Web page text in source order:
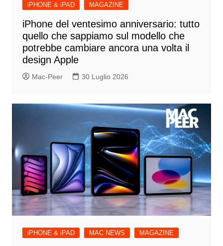
iPHONE & iPAD MAGAZINE
iPhone del ventesimo anniversario: tutto
quello che sappiamo sul modello che
potrebbe cambiare ancora una volta il
design Apple
Mac-Peer 30 Luglio 2026
iPHONE & iPAD MAC NEWS MAGAZINE